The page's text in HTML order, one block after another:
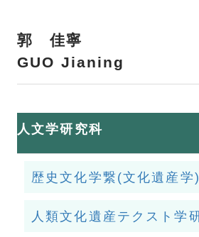
郭 佳寧
GUO Jianing
人文学研究科
歴史文化学繋(文化遺産学)
人類文化遺産テクスト学